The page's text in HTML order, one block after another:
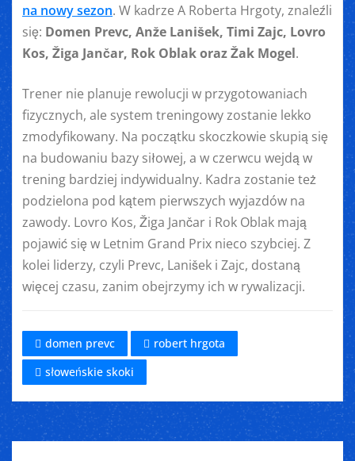
na nowy sezon. W kadrze A Roberta Hrgoty, znaleźli
się: Domen Prevc, Anže Lanišek, Timi Zajc, Lovro
Kos, Žiga Jančar, Rok Oblak oraz Žak Mogel.
Trener nie planuje rewolucji w przygotowaniach
fizycznych, ale system treningowy zostanie lekko
zmodyfikowany. Na początku skoczkowie skupią się
na budowaniu bazy siłowej, a w czerwcu wejdą w
trening bardziej indywidualny. Kadra zostanie też
podzielona pod kątem pierwszych wyjazdów na
zawody. Lovro Kos, Žiga Jančar i Rok Oblak mają
pojawić się w Letnim Grand Prix nieco szybciej. Z
kolei liderzy, czyli Prevc, Lanišek i Zajc, dostaną
więcej czasu, zanim obejrzymy ich w rywalizacji.
domen prevc
robert hrgota
słoweńskie skoki